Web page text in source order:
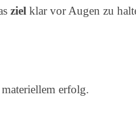
ziel klar vor Augen zu
erfolg.